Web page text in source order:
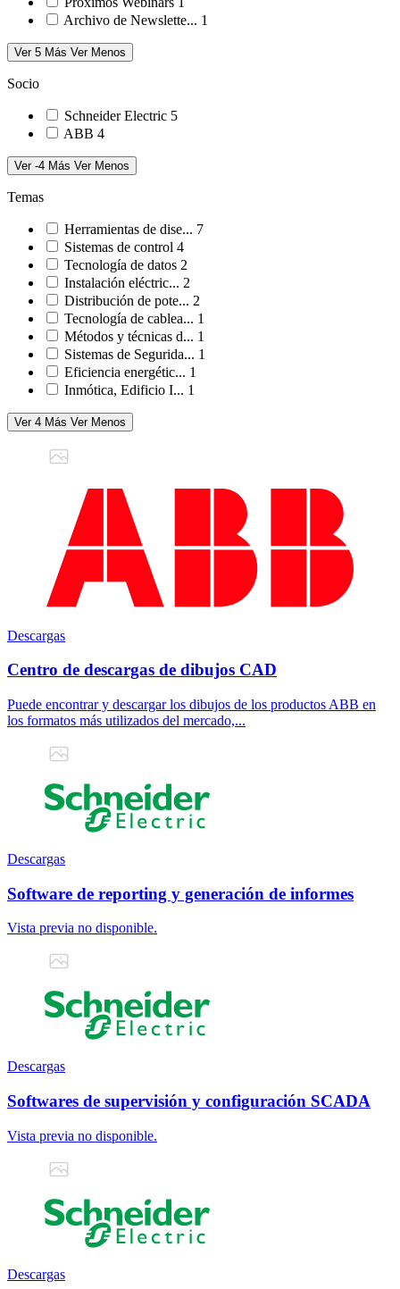
Archivo de Newslette... 1
Ver 5 Más Ver Menos
Socio
Schneider Electric 5
ABB 4
Ver -4 Más Ver Menos
Temas
Herramientas de dise... 7
Sistemas de control 4
Tecnología de datos 2
Instalación eléctric... 2
Distribución de pote... 2
Tecnología de cablea... 1
Métodos y técnicas d... 1
Sistemas de Segurida... 1
Eficiencia energétic... 1
Inmótica, Edificio I... 1
Ver 4 Más Ver Menos
Descargas
Centro de descargas de dibujos CAD
Puede encontrar y descargar los dibujos de los productos ABB en
los formatos más utilizados del mercado,...
Descargas
Software de reporting y generación de informes
Vista previa no disponible.
Descargas
Softwares de supervisión y configuración SCADA
Vista previa no disponible.
Descargas